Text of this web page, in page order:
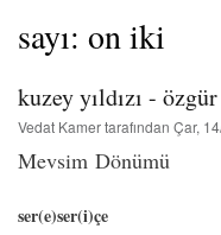
sayı: on iki
kuzey yıldızı -
Vedat Kamertarafından Çar,
Mevsim Dönümü
ser(e)ser(i)çe